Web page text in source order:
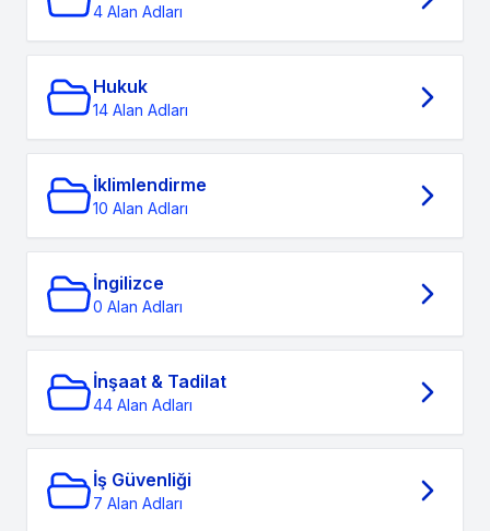
4 Alan Adları
Hukuk
14 Alan Adları
İklimlendirme
10 Alan Adları
İngilizce
0 Alan Adları
İnşaat & Tadilat
44 Alan Adları
İş Güvenliği
7 Alan Adları